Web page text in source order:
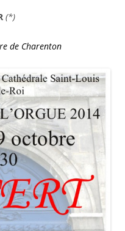
(*)
de Charenton